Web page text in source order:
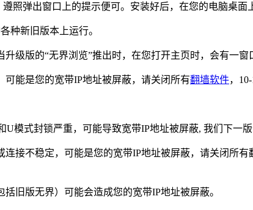
照弹出窗口上的提示便可。安装好后，在您的电脑桌面
种新旧版本上运行。
级版的“无界浏览”推出时，在您打开主页时，会有一窗
能是您的宽带IP地址被屏蔽，请关闭所有翻墙软件，
模式封锁严重，可能导致宽带IP地址被屏蔽, 我们下一版
接不稳定，可能是您的宽带IP地址被屏蔽，请关闭所
旧版无界）可能会造成您的宽带IP地址被屏蔽。